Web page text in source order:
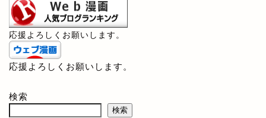
応援よろしくお願いします。
応援よろしくお願いします。
検索
検索